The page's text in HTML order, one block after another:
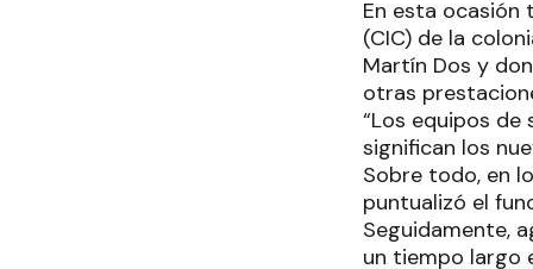
En esta ocasión
(CIC) de la
Martín Dos y
otras
“Los equipos
significan los
Sobre todo, en
puntualizó el
Seguidamente,
un tiempo largo